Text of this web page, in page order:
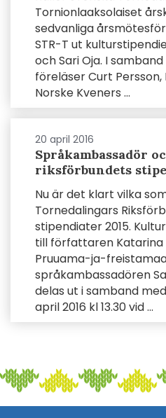
Tornionlaaksolaiset
sedvanliga
STR-T ut
och Sari Oja. I
föreläser Curt Persson,
Norske Kveners ...
20 april 2016
Språkambassadör
riksförbundets
Nu är det klart vilka
Tornedalingars
stipendiater 2015.
till författaren Katarina
Pruuama-ja-
språkambassadören
delas ut i samband
april 2016 kl 13.30 vid ...